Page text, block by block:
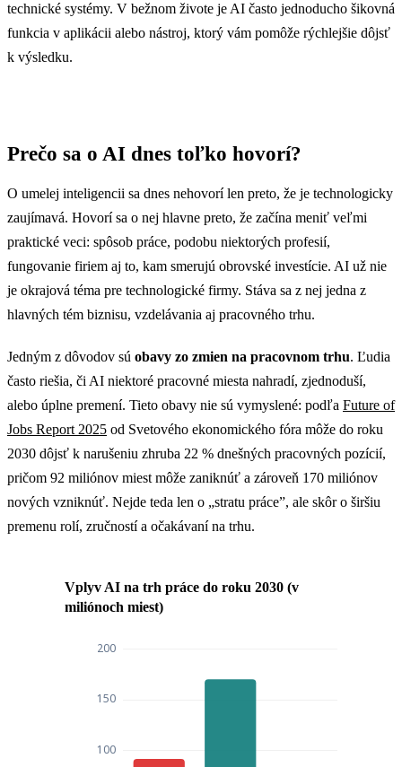
technické systémy. V bežnom živote je AI často jednoducho šikovná
funkcia v aplikácii alebo nástroj, ktorý vám pomôže rýchlejšie dôjsť
k výsledku.
Prečo sa o AI dnes toľko hovorí?
O umelej inteligencii sa dnes nehovorí len preto, že je technologicky
zaujímavá. Hovorí sa o nej hlavne preto, že začína meniť veľmi
praktické veci: spôsob práce, podobu niektorých profesií,
fungovanie firiem aj to, kam smerujú obrovské investície. AI už nie
je okrajová téma pre technologické firmy. Stáva sa z nej jedna z
hlavných tém biznisu, vzdelávania aj pracovného trhu.
Jedným z dôvodov sú obavy zo zmien na pracovnom trhu. Ľudia
často riešia, či AI niektoré pracovné miesta nahradí, zjednoduší,
alebo úplne premení. Tieto obavy nie sú vymyslené: podľa Future of
Jobs Report 2025 od Svetového ekonomického fóra môže do roku
2030 dôjsť k narušeniu zhruba 22 % dnešných pracovných pozícií,
pričom 92 miliónov miest môže zaniknúť a zároveň 170 miliónov
nových vzniknúť. Nejde teda len o „stratu práce”, ale skôr o širšiu
premenu rolí, zručností a očakávaní na trhu.
Vplyv AI na trh práce do roku 2030 (v
miliónoch miest)